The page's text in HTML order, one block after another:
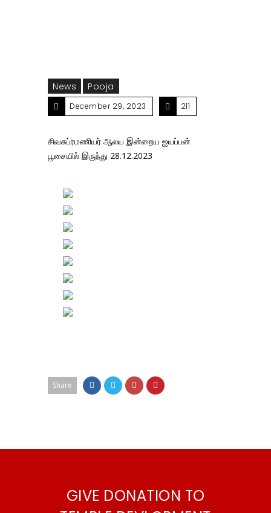
News Pooja
December 29, 2023 211
சிவசுப்ரமணியர் ஆலய இன்றைய ஐயப்பன்
பூசையில் இருந்து 28.12.2023
Share
GIVE DONATION TO